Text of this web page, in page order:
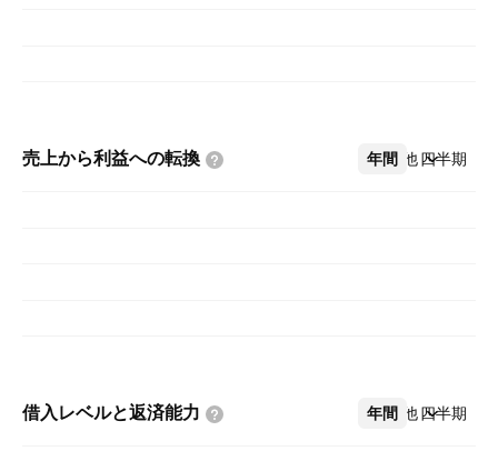
売上から利益への転換 年間 四半期
その他
借入レベルと返済能力 年間 四半期
その他